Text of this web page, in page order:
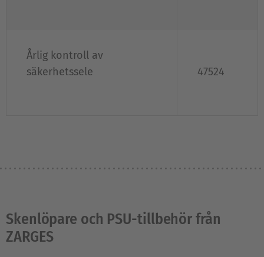
Årlig kontroll av
säkerhetssele
47524
Skenlöpare och PSU-tillbehör från
ZARGES